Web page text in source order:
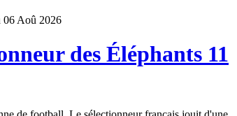
06 Aoû 2026
des Éléphants 11